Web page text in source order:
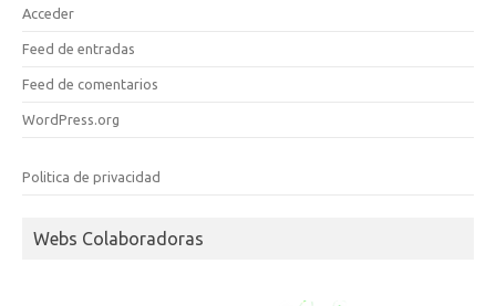
Acceder
Feed de entradas
Feed de comentarios
WordPress.org
Politica de privacidad
Webs Colaboradoras